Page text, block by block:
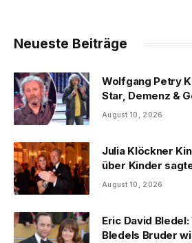
Neueste Beiträge
Wolfgang Petry
Star, Demenz &
August 10, 2026
Julia Klöckner
über Kinder
August 10, 2026
Eric David
Bledels Bruder